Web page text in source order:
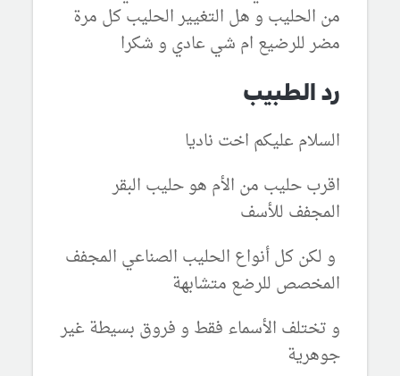
من الحليب و هل التغيير الحليب كل مرة
مضر للرضيع ام شي عادي و شكرا
رد الطبيب
السلام عليكم اخت ناديا
اقرب حليب من الأم هو حليب البقر
المجفف للأسف
و لكن كل أنواع الحليب الصناعي المجفف
المخصص للرضع متشابهة
و تختلف الأسماء فقط و فروق بسيطة غير
جوهرية